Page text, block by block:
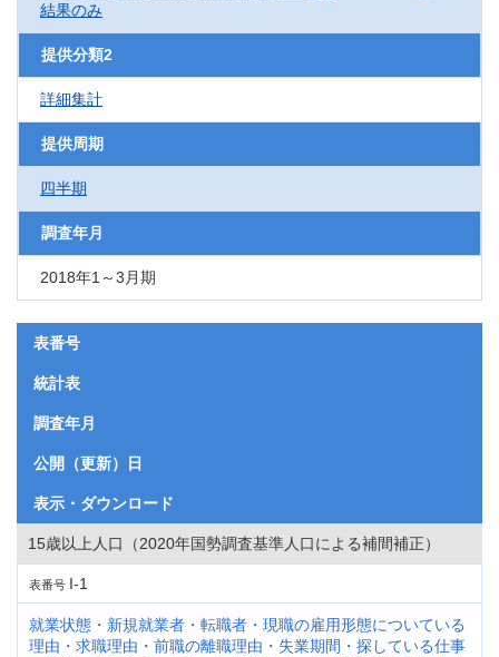
結果のみ
提供分類2
詳細集計
提供周期
四半期
調査年月
2018年1～3月期
表番号
統計表
調査年月
公開（更新）日
表示・ダウンロード
15歳以上人口（2020年国勢調査基準人口による補間補正）
表番号 I-1
就業状態・新規就業者・転職者・現職の雇用形態についている
理由・求職理由・前職の離職理由・失業期間・探している仕事